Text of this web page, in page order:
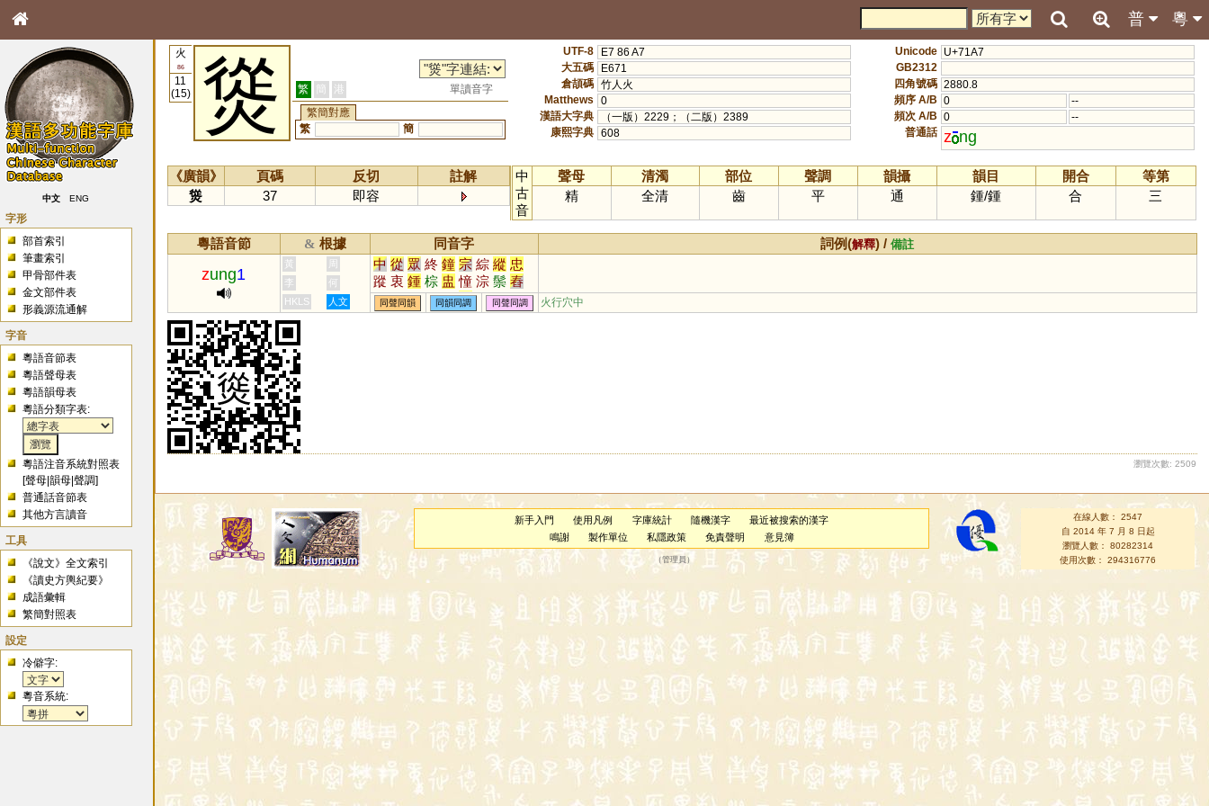
粵
普
中文 ENG
字形
部首索引
筆畫索引
甲骨部件表
金文部件表
形義源流通解
字音
粵語音節表
粵語聲母表
粵語韻母表
粵語分類字表:
粵語注音系統對照表
[聲母 |韻母 |聲調]
普通話音節表
其他方言讀音
工具
《說文》全文索引
《讀史方輿紀要》
成語彙輯
繁簡對照表
設定
冷僻字:
粵音系統:
火
86
11
(15)
熧 繁 簡 港
單讀音字
繁簡對應
繁
簡
UTF-8
E7 86 A7
大五碼
E671
倉頡碼 竹人火
Matthews
0
漢語大字典
（一版）2229；（二版）2389
康熙字典 608
Unicode U+71A7
GB2312
四角號碼 2880.8
頻序 A/B 0
--
頻次 A/B 0
--
普通話 z ng
《廣韻》 頁碼 反切
註解
熧
37 即容
中
古
音
聲母 清濁 部位 聲調 韻攝 韻目 開合
等第
精
全清 齒 平 通 鍾/鍾 合 三
粵語音節 & 根據 同音字 詞例(解釋) /備註
zung1
黃 周 中 從 眾 終 鐘 宗 綜 縱 忠
蹤 衷 鍾 棕 盅 憧 淙 鬃 舂
忪 螽 舯 炂 稯 憃 蔠 豵 騣
鬷 樅 柊 繌 鼨 翪 猣 蹖 蝩
李
何
HKLS
人文 同聲同韻 同韻同調 同聲同調 火行穴中
瀏覽次數: 2509
新手入門 使用凡例 字庫統計 隨機漢字
最近被搜索的漢字
鳴謝
製作單位 私隱政策 免責聲明 意見簿
（管理員 ）
在線人數： 2547
自 2014 年 7 月 8 日起
瀏覽人數： 80282314
使用次數： 294316776